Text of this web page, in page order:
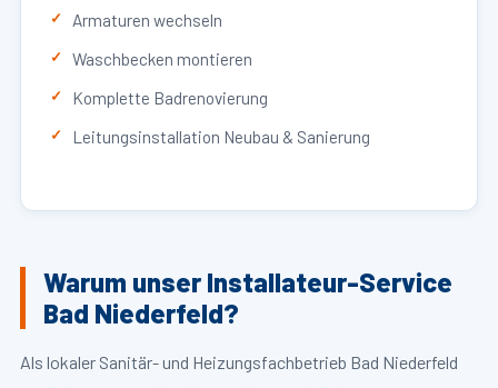
Armaturen wechseln
Waschbecken montieren
Komplette Badrenovierung
Leitungsinstallation Neubau & Sanierung
Warum unser Installateur-Service
Bad Niederfeld?
Als lokaler Sanitär- und Heizungsfachbetrieb Bad Niederfeld